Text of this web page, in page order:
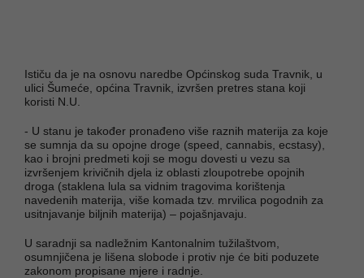
Ističu da je na osnovu naredbe Općinskog suda Travnik, u
ulici Šumeće, općina Travnik, izvršen pretres stana koji
koristi N.U.
- U stanu je također pronađeno više raznih materija za koje
se sumnja da su opojne droge (speed, cannabis, ecstasy),
kao i brojni predmeti koji se mogu dovesti u vezu sa
izvršenjem krivičnih djela iz oblasti zloupotrebe opojnih
droga (staklena lula sa vidnim tragovima korištenja
navedenih materija, više komada tzv. mrvilica pogodnih za
usitnjavanje biljnih materija) – pojašnjavaju.
U saradnji sa nadležnim Kantonalnim tužilaštvom,
osumnjičena je lišena slobode i protiv nje će biti poduzete
zakonom propisane mjere i radnje.